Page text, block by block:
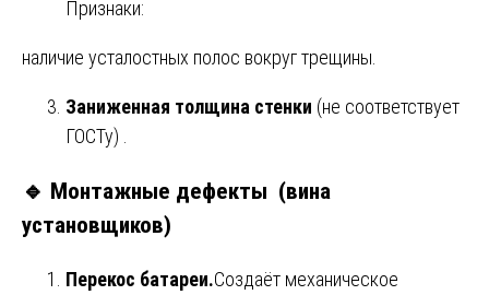
Признаки:
наличие усталостных полос вокруг трещины.
Заниженная толщина стенки (не соответствует
ГОСТу) .
🔹 Монтажные дефекты (вина
установщиков)
Перекос батареи.Создаёт механическое